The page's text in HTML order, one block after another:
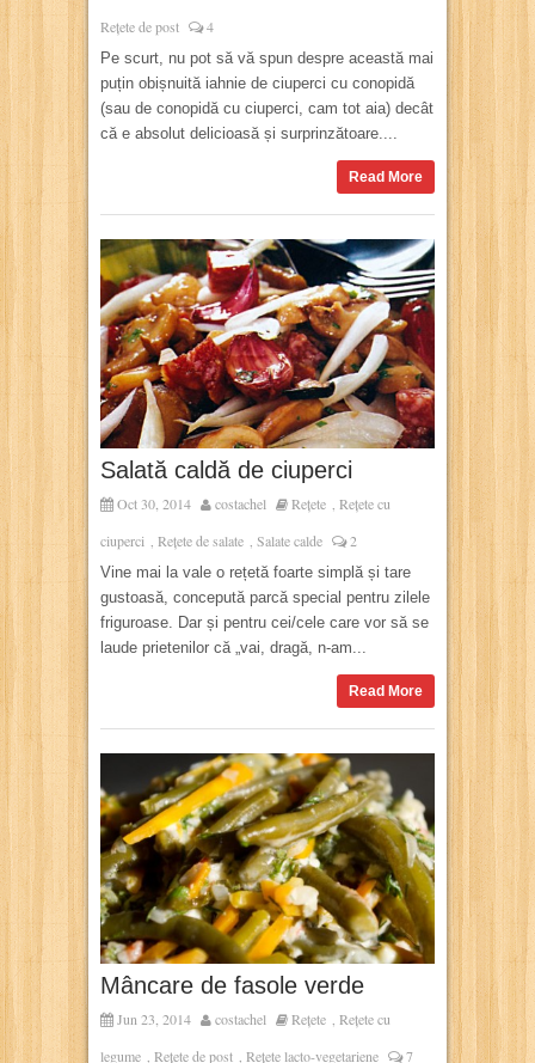
Rețete de post 4
Pe scurt, nu pot să vă spun despre această mai
puțin obișnuită iahnie de ciuperci cu conopidă
(sau de conopidă cu ciuperci, cam tot aia) decât
că e absolut delicioasă și surprinzătoare....
Read More
Salată caldă de ciuperci
Oct 30, 2014 costachel Rețete , Rețete cu
ciuperci , Rețete de salate , Salate calde 2
Vine mai la vale o rețetă foarte simplă și tare
gustoasă, concepută parcă special pentru zilele
friguroase. Dar și pentru cei/cele care vor să se
laude prietenilor că „vai, dragă, n-am...
Read More
Mâncare de fasole verde
Jun 23, 2014 costachel Rețete
Rețete cu
legume
Rețete de post Rețete lacto-vegetariene 7